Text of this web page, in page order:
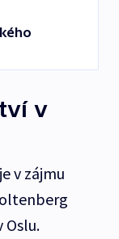
v
v zájmu